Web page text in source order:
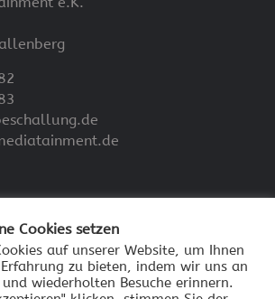
Cookies setzen
auf unserer Website, um Ihnen
zu bieten, indem wir uns an
und wiederholten Besuche erinnern.